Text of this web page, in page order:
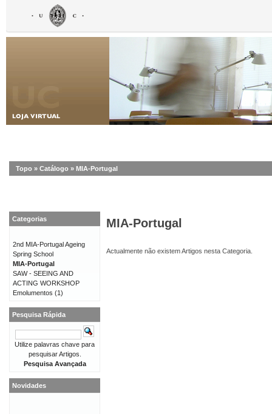
Topo » Catálogo » MIA-Portugal
MIA-Portugal
Actualmente não existem Artigos nesta Categoria.
Categorias
2nd MIA-Portugal Ageing
Spring School
MIA-Portugal
SAW - SEEING AND
ACTING WORKSHOP
Emolumentos (1)
Pesquisa Rápida
Utilize palavras chave para
pesquisar Artigos.
Pesquisa Avançada
Novidades